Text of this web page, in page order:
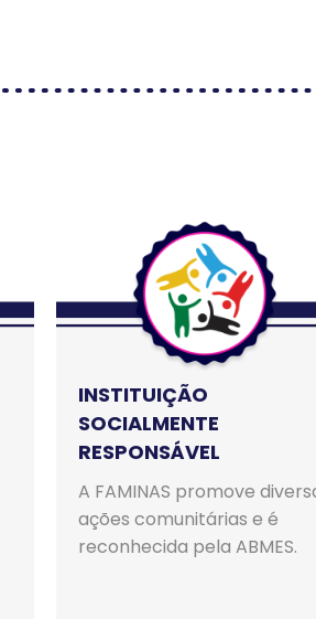
INSTITUIÇÃO
SOCIALMENTE
RESPONSÁVEL
A FAMINAS promove
ações comunitárias e é
reconhecida pela ABMES.